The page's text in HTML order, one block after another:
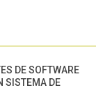
DE SOFTWARE
SISTEMA DE